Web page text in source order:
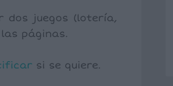
dos juegos (lotería,
páginas.
si se quiere.